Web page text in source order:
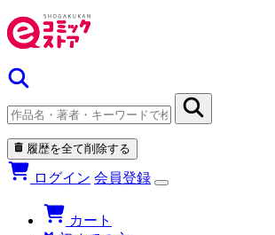
履歴を全て削除する
ログイン 会員登録
カート